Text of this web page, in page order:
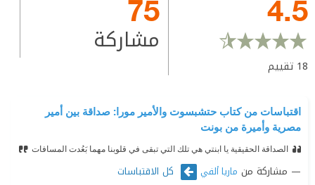
18 تقييم
مشاركة
اقتباسات من كتاب حتشبسوت والأمير مورا: صداقة بين أمير
مصرية وأميرة من بونت
الصداقة الحقيقية يا ابنتي هي تلك التي تبقى في قلوبنا مهما بَعُدت المسافات
مشاركة من ماريا ألفي كل الاقتباسات